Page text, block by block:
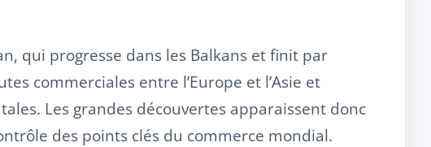
qui progresse dans les Balkans et finit par
commerciales entre l’Europe et l’Asie et
Les grandes découvertes apparaissent donc
des points clés du commerce mondial.